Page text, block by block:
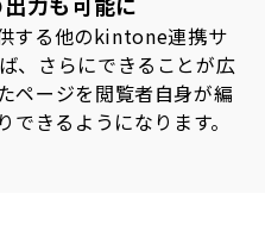
する他のkintone連携サ
、さらにできることが広
ページを閲覧者自身が編
きるようになります。